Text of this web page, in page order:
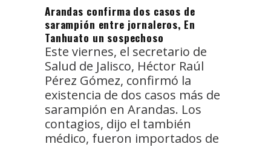
Arandas confirma dos casos de
sarampión entre jornaleros, En
Tanhuato un sospechoso
Este viernes, el secretario de
Salud de Jalisco, Héctor Raúl
Pérez Gómez, confirmó la
existencia de dos casos más de
sarampión en Arandas. Los
contagios, dijo el también
médico, fueron importados de